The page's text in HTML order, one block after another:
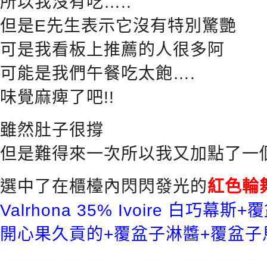
但是E先生表示它沒有特別驚艷
可是我看板上推薦的人很多阿
可能是我們午餐吃太飽….
味覺麻痺了吧!!
雖然肚子很撐
但是難得來一次所以我又加點了一
選中了在櫃檯內閃閃發光的紅色輪
Valrhona 35% Ivoire 白巧幕斯+
開心果久貢的+覆盆子淋醬+覆盆子